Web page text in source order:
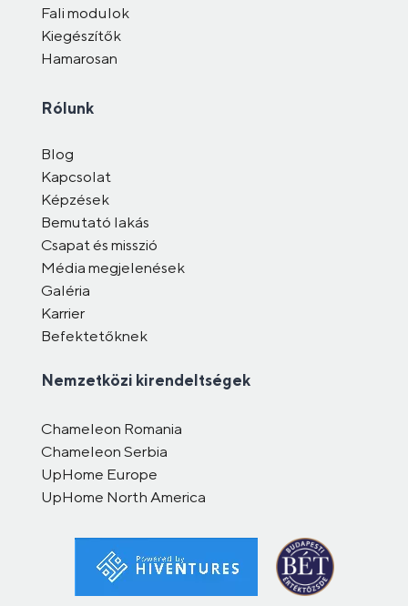
Fali modulok
Kiegészítők
Hamarosan
Rólunk
Blog
Kapcsolat
Képzések
Bemutató lakás
Csapat és misszió
Média megjelenések
Galéria
Karrier
Befektetőknek
Nemzetközi kirendeltségek
Chameleon Romania
Chameleon Serbia
UpHome Europe
UpHome North America